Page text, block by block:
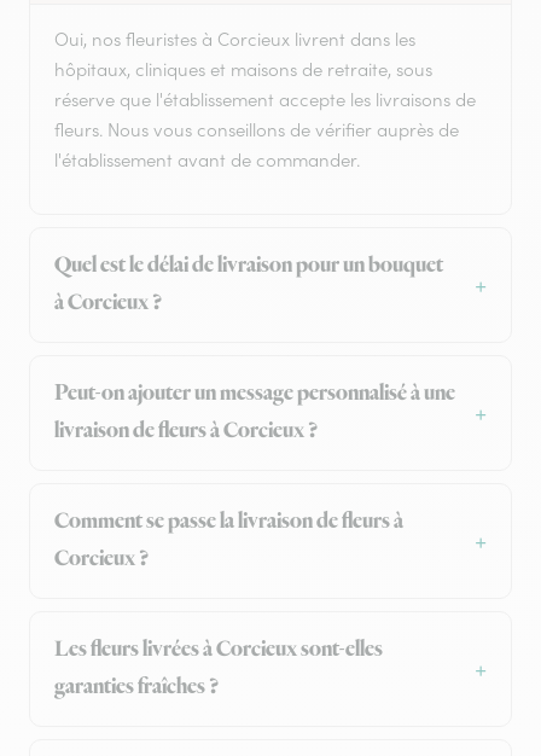
Oui, nos fleuristes à Corcieux livrent dans les
hôpitaux, cliniques et maisons de retraite, sous
réserve que l'établissement accepte les livraisons de
fleurs. Nous vous conseillons de vérifier auprès de
l'établissement avant de commander.
Quel est le délai de livraison pour un bouquet
à Corcieux ?
Peut-on ajouter un message personnalisé à une
livraison de fleurs à Corcieux ?
Comment se passe la livraison de fleurs à
Corcieux ?
Les fleurs livrées à Corcieux sont-elles
garanties fraîches ?